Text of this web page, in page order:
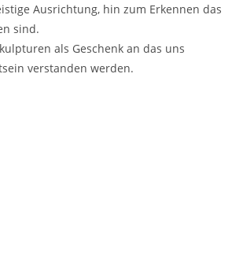
Ausrichtung, hin zum Erkennen das
sind.
als Geschenk an das uns
verstanden werden.